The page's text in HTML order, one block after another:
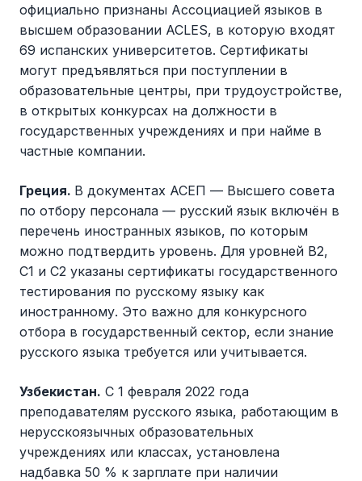
официально признаны Ассоциацией языков в
высшем образовании ACLES, в которую входят
69 испанских университетов. Сертификаты
могут предъявляться при поступлении в
образовательные центры, при трудоустройстве,
в открытых конкурсах на должности в
государственных учреждениях и при найме в
частные компании.
Греция. В документах АСЕП — Высшего совета
по отбору персонала — русский язык включён в
перечень иностранных языков, по которым
можно подтвердить уровень. Для уровней B2,
C1 и C2 указаны сертификаты государственного
тестирования по русскому языку как
иностранному. Это важно для конкурсного
отбора в государственный сектор, если знание
русского языка требуется или учитывается.
Узбекистан. С 1 февраля 2022 года
преподавателям русского языка, работающим в
нерусскоязычных образовательных
учреждениях или классах, установлена
надбавка 50 % к зарплате при наличии